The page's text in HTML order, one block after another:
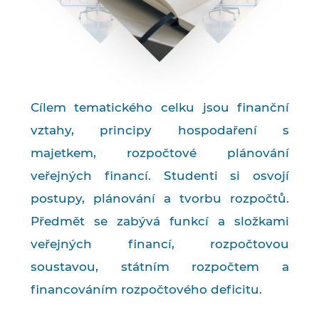
Cílem tematického celku jsou finanční
vztahy, principy hospodaření s
majetkem, rozpočtové plánování
veřejných financí. Studenti si osvojí
postupy, plánování a tvorbu rozpočtů.
Předmět se zabývá funkcí a složkami
veřejných financí, rozpočtovou
soustavou, státním rozpočtem a
financováním rozpočtového deficitu.